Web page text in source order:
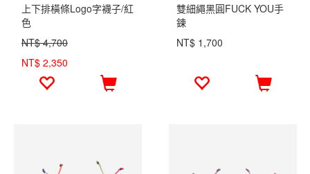
上下排橫條Logo字襪子/紅
色
NT$ 4,700
NT$ 2,350
雙細繩黑圓FUCK YOU手
鍊
NT$ 1,700